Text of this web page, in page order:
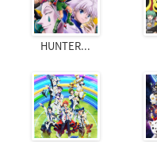
HUNTER...